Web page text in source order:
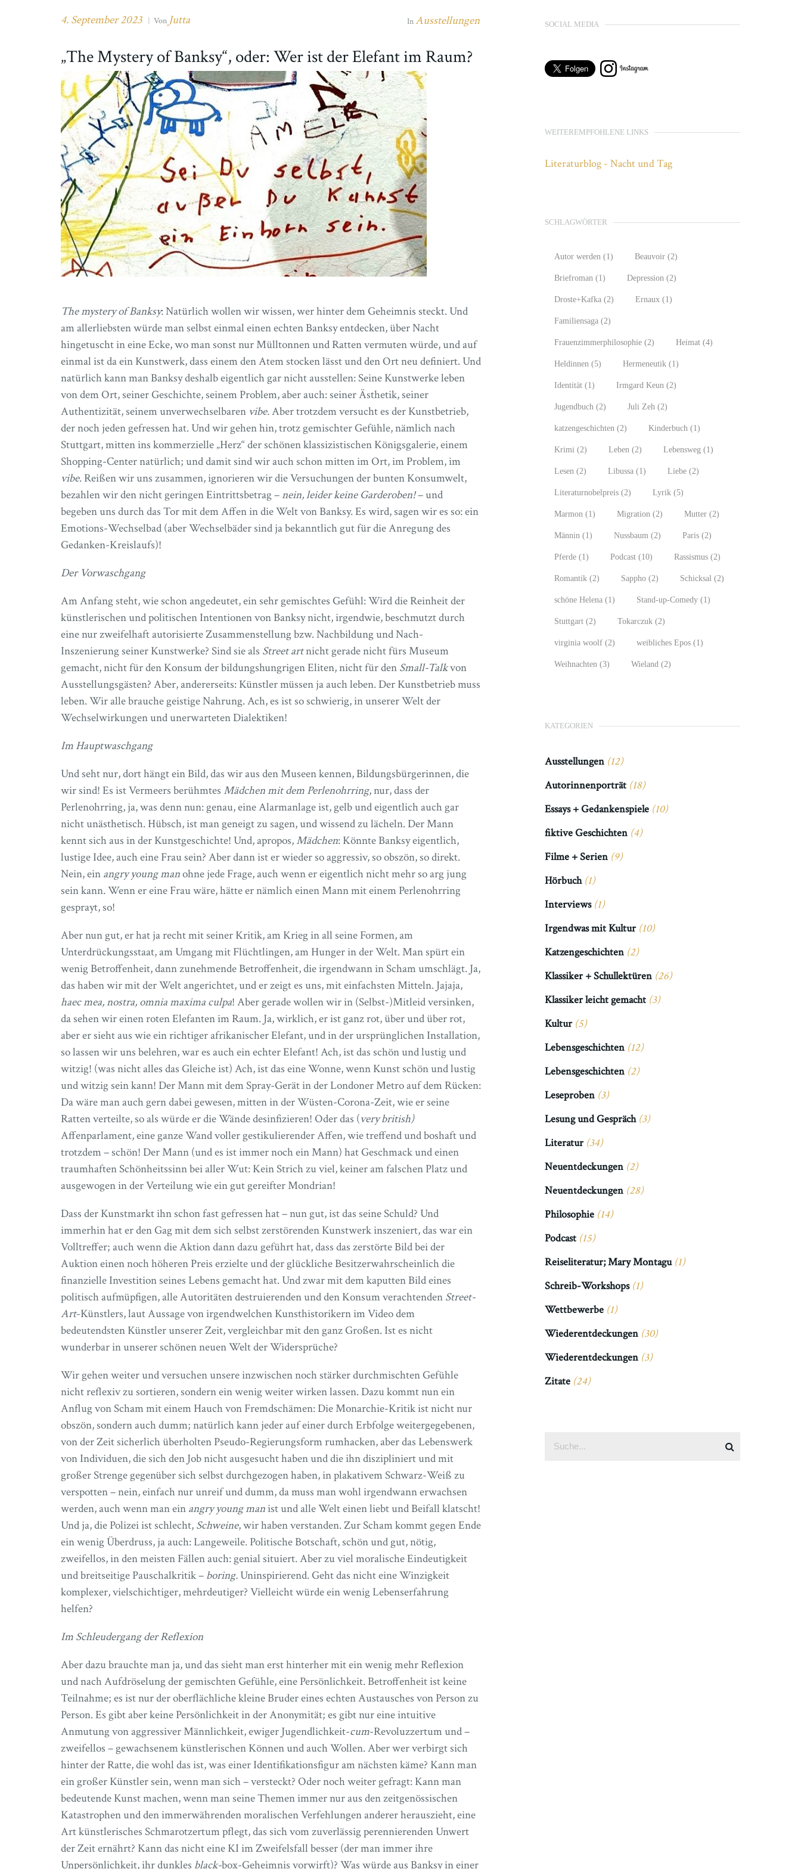
4. September 2023 | Von Jutta InAusstellungen
„The Mystery of Banksy“, oder: Wer ist der Elefant im Raum?
The mystery of Banksy: Natürlich wollen wir wissen, wer hinter dem Geheimnis steckt. Und
am allerliebsten würde man selbst einmal einen echten Banksy entdecken, über Nacht
hingetuscht in eine Ecke, wo man sonst nur Mülltonnen und Ratten vermuten würde, und auf
einmal ist da ein Kunstwerk, dass einem den Atem stocken lässt und den Ort neu definiert. Und
natürlich kann man Banksy deshalb eigentlich gar nicht ausstellen: Seine Kunstwerke leben
von dem Ort, seiner Geschichte, seinem Problem, aber auch: seiner Ästhetik, seiner
Authentizität, seinem unverwechselbaren vibe.Aber trotzdem versucht es der Kunstbetrieb,
der noch jeden gefressen hat. Und wir gehen hin, trotz gemischter Gefühle, nämlich nach
Stuttgart, mitten ins kommerzielle „Herz“ der schönen klassizistischen Königsgalerie, einem
Shopping-Center natürlich; und damit sind wir auch schon mitten im Ort, im Problem, im
vibe. Reißen wir uns zusammen, ignorieren wir die Versuchungen der bunten Konsumwelt,
bezahlen wir den nicht geringen Eintrittsbetrag –nein, leider keine Garderoben!– und
begeben uns durch das Tor mit dem Affen in die Welt von Banksy. Es wird, sagen wir es so: ein
Emotions-Wechselbad (aber Wechselbäder sind ja bekanntlich gut für die Anregung des
Gedanken-Kreislaufs)!
Der Vorwaschgang
Am Anfang steht, wie schon angedeutet, ein sehr gemischtes Gefühl: Wird die Reinheit der
künstlerischen und politischen Intentionen von Banksy nicht, irgendwie, beschmutzt durch
eine nur zweifelhaft autorisierte Zusammenstellung bzw. Nachbildung und Nach-
Inszenierung seiner Kunstwerke? Sind sie als Street artnicht gerade nicht fürs Museum
gemacht, nicht für den Konsum der bildungshungrigen Eliten, nicht für den Small-Talkvon
Ausstellungsgästen? Aber, andererseits: Künstler müssen ja auch leben. Der Kunstbetrieb muss
leben. Wir alle brauche geistige Nahrung. Ach, es ist so schwierig, in unserer Welt der
Wechselwirkungen und unerwarteten Dialektiken!
Im Hauptwaschgang
Und seht nur, dort hängt ein Bild, das wir aus den Museen kennen, Bildungsbürgerinnen, die
wir sind! Es ist Vermeers berühmtes Mädchen mit dem Perlenohrring, nur, dass der
Perlenohrring, ja, was denn nun: genau, eine Alarmanlage ist, gelb und eigentlich auch gar
nicht unästhetisch. Hübsch, ist man geneigt zu sagen, und wissend zu lächeln. Der Mann
kennt sich aus in der Kunstgeschichte! Und, apropos,Mädchen: Könnte Banksy eigentlich,
lustige Idee, auch eine Frau sein? Aber dann ist er wieder so aggressiv, so obszön, so direkt.
Nein, ein angry young manohne jede Frage, auch wenn er eigentlich nicht mehr so arg jung
sein kann. Wenn er eine Frau wäre, hätte er nämlich einen Mann mit einem Perlenohrring
gesprayt, so!
Aber nun gut, er hat ja recht mit seiner Kritik, am Krieg in all seine Formen, am
Unterdrückungsstaat, am Umgang mit Flüchtlingen, am Hunger in der Welt. Man spürt ein
wenig Betroffenheit, dann zunehmende Betroffenheit, die irgendwann in Scham umschlägt. Ja,
das haben wir mit der Welt angerichtet, und er zeigt es uns, mit einfachsten Mitteln. Jajaja,
haec mea, nostra, omnia maxima culpa! Aber gerade wollen wir in (Selbst-)Mitleid versinken,
da sehen wir einen roten Elefanten im Raum. Ja, wirklich, er ist ganz rot, über und über rot,
aber er sieht aus wie ein richtiger afrikanischer Elefant, und in der ursprünglichen Installation,
so lassen wir uns belehren, war es auch ein echter Elefant! Ach, ist das schön und lustig und
witzig! (was nicht alles das Gleiche ist) Ach, ist das eine Wonne, wenn Kunst schön und lustig
und witzig sein kann! Der Mann mit dem Spray-Gerät in der Londoner Metro auf dem Rücken:
Da wäre man auch gern dabei gewesen, mitten in der Wüsten-Corona-Zeit, wie er seine
Ratten verteilte, so als würde er die Wände desinfizieren! Oder das (very british)
Affenparlament, eine ganze Wand voller gestikulierender Affen, wie treffend und boshaft und
trotzdem – schön! Der Mann (und es ist immer noch ein Mann) hat Geschmack und einen
traumhaften Schönheitssinn bei aller Wut: Kein Strich zu viel, keiner am falschen Platz und
ausgewogen in der Verteilung wie ein gut gereifter Mondrian!
Dass der Kunstmarkt ihn schon fast gefressen hat – nun gut, ist das seine Schuld? Und
immerhin hat er den Gag mit dem sich selbst zerstörenden Kunstwerk inszeniert, das war ein
Volltreffer; auch wenn die Aktion dann dazu geführt hat, dass das zerstörte Bild bei der
Auktion einen noch höheren Preis erzielte und der glückliche Besitzerwahrscheinlich die
finanzielle Investition seines Lebens gemacht hat. Und zwar mit dem kaputten Bild eines
politisch aufmüpfigen, alle Autoritäten destruierenden und den Konsum verachtenden Street-
Art-Künstlers, laut Aussage von irgendwelchen Kunsthistorikern im Video dem
bedeutendsten Künstler unserer Zeit, vergleichbar mit den ganz Großen. Ist es nicht
wunderbar in unserer schönen neuen Welt der Widersprüche?
Wir gehen weiter und versuchen unsere inzwischen noch stärker durchmischten Gefühle
nicht reflexiv zu sortieren, sondern ein wenig weiter wirken lassen. Dazu kommt nun ein
Anflug von Scham mit einem Hauch von Fremdschämen: Die Monarchie-Kritik ist nicht nur
obszön, sondern auch dumm; natürlich kann jeder auf einer durch Erbfolge weitergegebenen,
von der Zeit sicherlich überholten Pseudo-Regierungsform rumhacken, aber das Lebenswerk
von Individuen, die sich den Job nicht ausgesucht haben und die ihn diszipliniert und mit
großer Strenge gegenüber sich selbst durchgezogen haben, in plakativem Schwarz-Weiß zu
verspotten – nein, einfach nur unreif und dumm, da muss man wohl irgendwann erwachsen
werden, auch wenn man ein angry young manist und alle Welt einen liebt und Beifall klatscht!
Und ja, die Polizei ist schlecht, Schweine, wir haben verstanden. Zur Scham kommt gegen Ende
ein wenig Überdruss, ja auch: Langeweile. Politische Botschaft, schön und gut, nötig,
zweifellos, in den meisten Fällen auch: genial situiert. Aber zu viel moralische Eindeutigkeit
und breitseitige Pauschalkritik – boring. Uninspirierend. Geht das nicht eine Winzigkeit
komplexer, vielschichtiger, mehrdeutiger? Vielleicht würde ein wenig Lebenserfahrung
helfen?
Im Schleudergang der Reflexion
Aber dazu brauchte man ja, und das sieht man erst hinterher mit ein wenig mehr Reflexion
und nach Aufdröselung der gemischten Gefühle, eine Persönlichkeit. Betroffenheit ist keine
Teilnahme; es ist nur der oberflächliche kleine Bruder eines echten Austausches von Person zu
Person. Es gibt aber keine Persönlichkeit in der Anonymität; es gibt nur eine intuitive
Anmutung von aggressiver Männlichkeit, ewiger Jugendlichkeit-cum-Revoluzzertum und –
zweifellos – gewachsenem künstlerischen Können und auch Wollen. Aber wer verbirgt sich
hinter der Ratte, die wohl das ist, was einer Identifikationsfigur am nächsten käme? Kann man
ein großer Künstler sein, wenn man sich – versteckt? Oder noch weiter gefragt: Kann man
bedeutende Kunst machen, wenn man seine Themen immer nur aus den zeitgenössischen
Katastrophen und den immerwährenden moralischen Verfehlungen anderer herauszieht, eine
Art künstlerisches Schmarotzertum pflegt, das sich vom zuverlässig perennierenden Unwert
der Zeit ernährt? Kann das nicht eine KI im Zweifelsfall besser (der man immer ihre
Unpersönlichkeit, ihr dunkles black-box-Geheimnis vorwirft)? Was würde aus Banksy in einer
SOCIAL MEDIA
WEITEREMPFOHLENE LINKS
Literaturblog - Nacht und Tag
SCHLAGWÖRTER
Autor werden (1) Beauvoir (2)
Briefroman (1) Depression (2)
Droste+Kafka (2) Ernaux (1)
Familiensaga (2)
Frauenzimmerphilosophie (2) Heimat (4)
Heldinnen (5) Hermeneutik (1)
Identität (1) Irmgard Keun (2)
Jugendbuch (2) Juli Zeh (2)
katzengeschichten (2) Kinderbuch (1)
Krimi (2) Leben (2) Lebensweg (1)
Lesen (2) Libussa (1) Liebe (2)
Literaturnobelpreis (2) Lyrik (5)
Marmon (1) Migration (2) Mutter (2)
Männin (1) Nussbaum (2) Paris (2)
Pferde (1) Podcast (10) Rassismus (2)
Romantik (2) Sappho (2) Schicksal (2)
schöne Helena (1) Stand-up-Comedy (1)
Stuttgart (2) Tokarczuk (2)
virginia woolf (2) weibliches Epos (1)
Weihnachten (3) Wieland (2)
KATEGORIEN
Ausstellungen (12)
Autorinnenporträt (18)
Essays + Gedankenspiele (10)
fiktive Geschichten (4)
Filme + Serien (9)
Hörbuch(1)
Interviews(1)
Irgendwas mit Kultur(10)
Katzengeschichten (2)
Klassiker + Schullektüren (26)
Klassiker leicht gemacht (3)
Kultur(5)
Lebensgeschichten (12)
Lebensgeschichten (2)
Leseproben (3)
Lesung und Gespräch(3)
Literatur(34)
Neuentdeckungen (2)
Neuentdeckungen (28)
Philosophie (14)
Podcast (15)
Reiseliteratur; Mary Montagu(1)
Schreib-Workshops(1)
Wettbewerbe (1)
Wiederentdeckungen (30)
Wiederentdeckungen (3)
Zitate (24)